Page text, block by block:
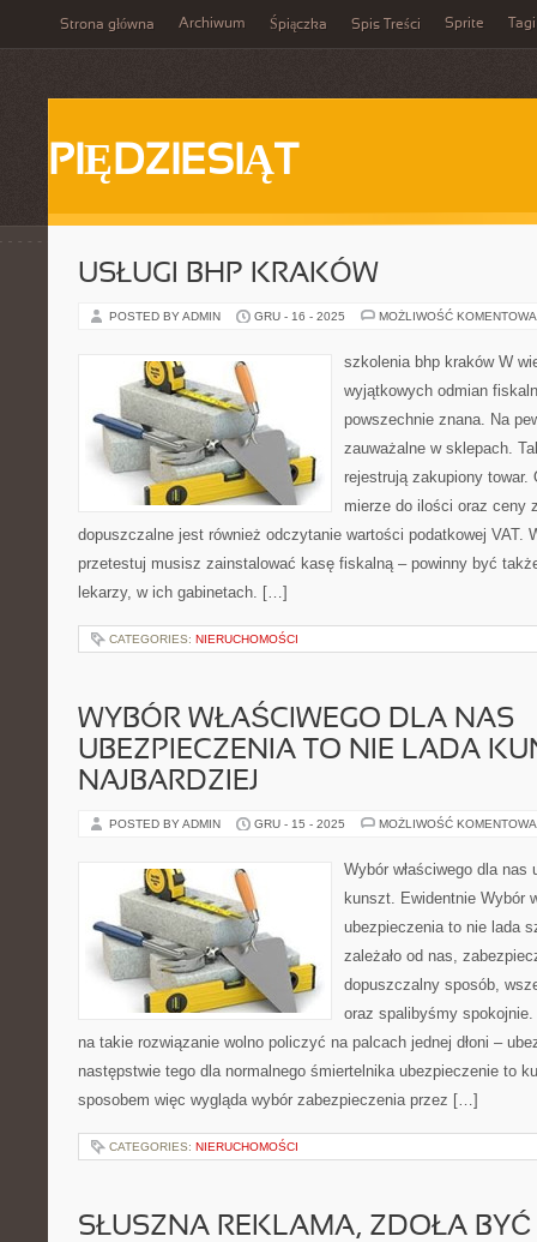
Strona główna Archiwum Śpiączka Spis Treści Sprite Tagi
PIĘDZIESIĄT
USŁUGI BHP KRAKÓW
POSTED BY ADMIN GRU - 16 - 2025 MOŻLIWOŚĆ
szkolenia bhp kraków W
wyjątkowych odmian
powszechnie znana. Na
zauważalne w sklepach.
rejestrują zakupiony towar.
mierze do ilości oraz ceny
dopuszczalne jest również odczytanie wartości podatkowej VAT.
przetestuj musisz zainstalować kasę fiskalną – powinny być
lekarzy, w ich gabinetach. […]
CATEGORIES: NIERUCHOMOŚCI
WYBÓR WŁAŚCIWEGO DLA NAS
UBEZPIECZENIA TO NIE LADA
NAJBARDZIEJ
POSTED BY ADMIN GRU - 15 - 2025 MOŻLIWOŚĆ
Wybór właściwego dla
kunszt. Ewidentnie Wybór
ubezpieczenia to nie lada
zależało od nas,
dopuszczalny sposób,
oraz spalibyśmy
na takie rozwiązanie wolno policzyć na palcach jednej dłoni –
następstwie tego dla normalnego śmiertelnika ubezpieczenie to
sposobem więc wygląda wybór zabezpieczenia przez […]
CATEGORIES: NIERUCHOMOŚCI
SŁUSZNA REKLAMA, ZDOŁA BYĆ